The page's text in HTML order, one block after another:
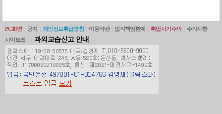
PC화면 공지 개인정보취급방침 이용약관 법적책임한계 취업사기주의 주의사항
사이트맵
과외교습신고 안내